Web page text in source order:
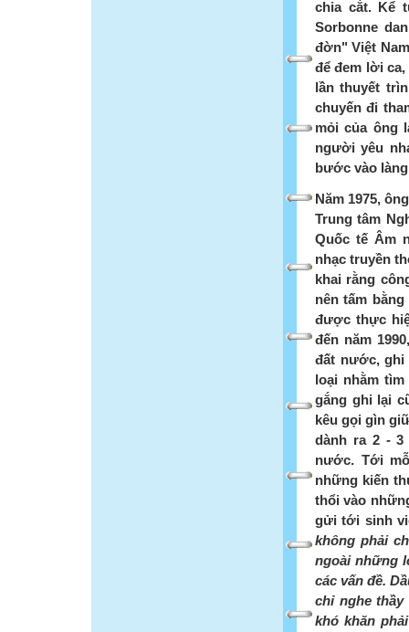
chia cắt. Kể
Sorbonne
đờn" Việt
để đem lời
lần thuyết
chuyến đi
mỏi của ông
người yêu
bước vào
Năm 1975,
Trung tâm
Quốc tế Âm
nhạc truyền
khai rằng
nên tấm
được thực
đến năm
đất nước, ghi
loại nhằm
gắng ghi lại
kêu gọi gìn
dành ra 2 -
nước. Tới
những kiến
thổi vào
gửi tới sinh
không phải
ngoài những
các vấn đề.
chỉ nghe
khó khăn